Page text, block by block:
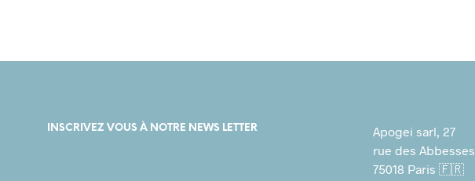
INSCRIVEZ VOUS À NOTRE NEWS LETTER
Apogei sarl, 27
rue des Abbesses
75018 Paris 🇫🇷